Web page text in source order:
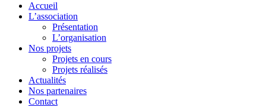
Accueil
L’association
Présentation
L’organisation
Nos projets
Projets en cours
Projets réalisés
Actualités
Nos partenaires
Contact